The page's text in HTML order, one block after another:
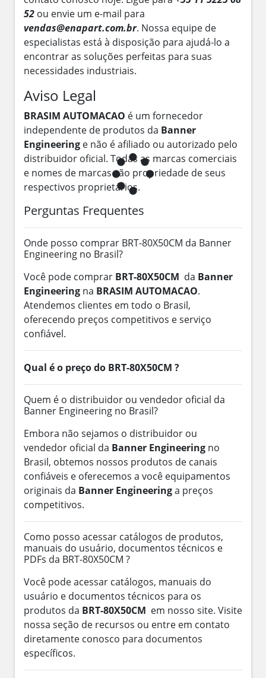
52 ou envie um e-mail para
vendas@enapart.com.br. Nossa equipe de
especialistas está à disposição para ajudá-lo a
encontrar as soluções perfeitas para suas
necessidades industriais.
Aviso Legal
BRASIM AUTOMACAO é um fornecedor
independente de produtos da Banner
Engineering e não é afiliado ou autorizado pelo
distribuidor oficial. Todas as marcas comerciais
e nomes de marcas são propriedade de seus
respectivos proprietários.
Perguntas Frequentes
Onde posso comprar BRT-80X50CM da Banner
Engineering no Brasil?
Você pode comprar BRT-80X50CM da Banner
Engineering na BRASIM AUTOMACAO.
Atendemos clientes em todo o Brasil,
oferecendo preços competitivos e serviço
confiável.
Qual é o preço do BRT-80X50CM ?
Quem é o distribuidor ou vendedor oficial da
Banner Engineering no Brasil?
Embora não sejamos o distribuidor ou
vendedor oficial da Banner Engineering no
Brasil, obtemos nossos produtos de canais
confiáveis e oferecemos a você equipamentos
originais da Banner Engineeringa preços
competitivos.
Como posso acessar catálogos de produtos,
manuais do usuário, documentos técnicos e
PDFs da BRT-80X50CM ?
Você pode acessar catálogos, manuais do
usuário e documentos técnicos para os
produtos da BRT-80X50CM em nosso site. Visite
nossa seção de recursos ou entre em contato
diretamente conosco para documentos
específicos.